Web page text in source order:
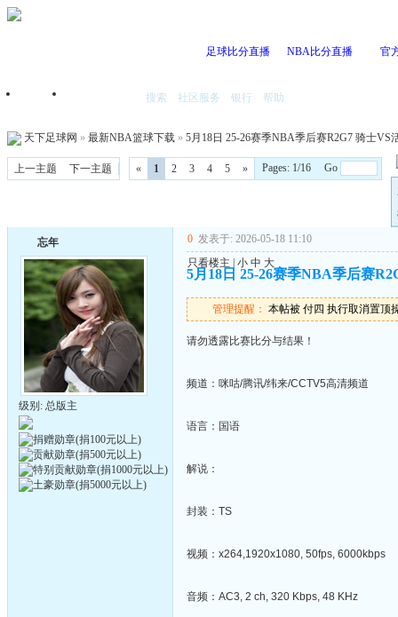
足球比分直播 NBA比分直播 官
首页 搜索 社区服务 银行 帮助
天下足球网 » 最新NBA篮球下载 » 5月18日 25-26赛季NBA季后赛R2G7 骑士VS
上一主题 下一主题 « 1 2 3 4 5 »
Pages: 1/16 Go
忘年
级别: 总版主
0 发表于: 2026-05-18 11:10
只看楼主
小 中 大
5月18日 25-26赛季NBA季后赛
管理提醒： 本帖被 付四 执行取消置顶
请勿透露比赛比分与结果！
频道：咪咕/腾讯/纬来/CCTV5高清频道
语言：国语
解说：
封装：TS
视频：x264,1920x1080, 50fps, 6000kbps
音频：AC3, 2 ch, 320 Kbps, 48 KHz